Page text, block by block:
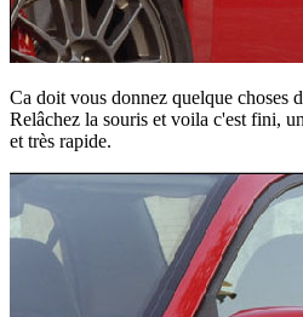
Ca doit vous donnez quelque choses
Relâchez la souris et voila c'est fini,
et très rapide.